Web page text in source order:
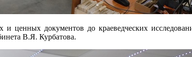
ценных документов до краеведческих
В.Я. Курбатова.